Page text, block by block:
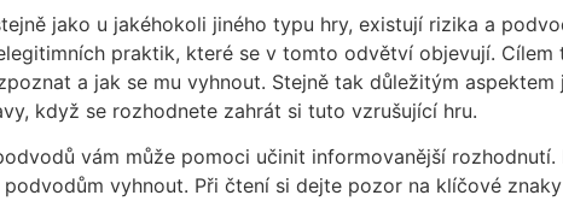
jako u jakéhokoli jiného typu hry, existují rizika a
praktik, které se v tomto odvětví objevují. Cílem
a jak se mu vyhnout. Stejně tak důležitým aspektem
když se rozhodnete zahrát si tuto vzrušující hru.
vám může pomoci učinit informovanější rozhodnutí.
vyhnout. Při čtení si dejte pozor na klíčové